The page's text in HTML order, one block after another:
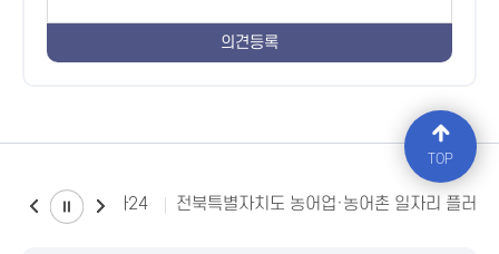
소비자24 전북특별자치도 농어업·농어촌 일자리 플러스
TOP